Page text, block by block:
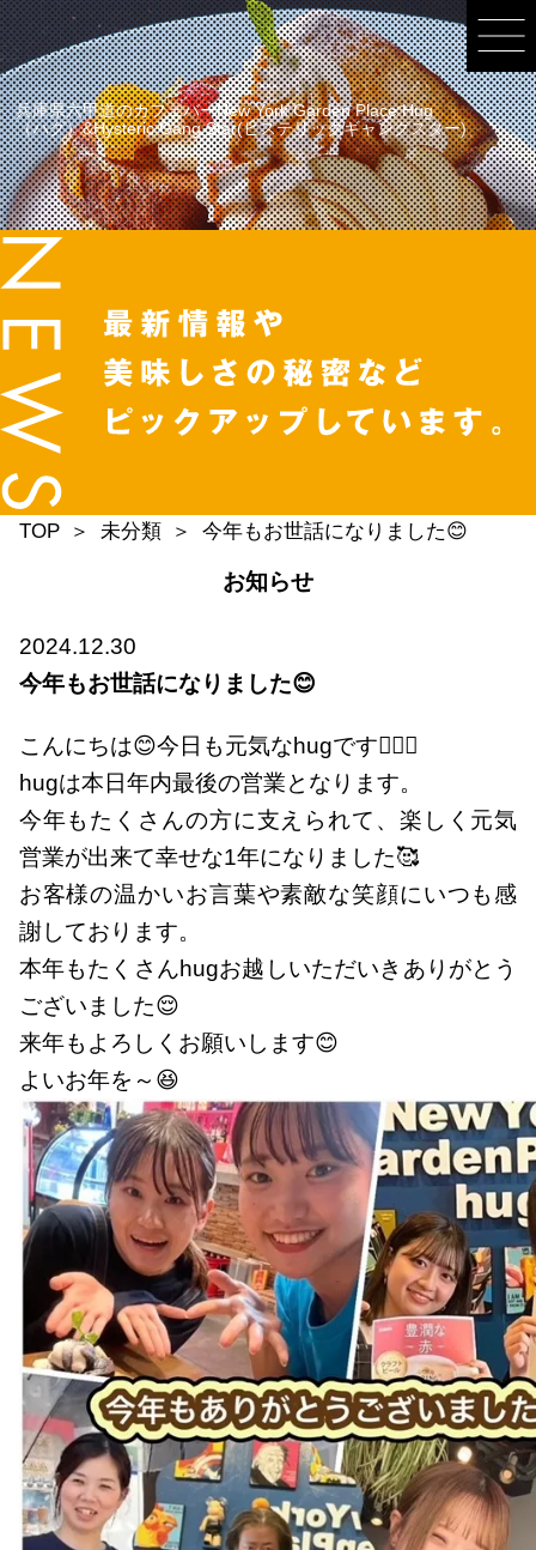
兵庫県六甲道のカフェバーNew York Garden Place Hug
（ハグ）&Hysteric Gang Star(ヒステリックギャングスター)
TOP 未分類 今年もお世話になりました😊
お知らせ
2024.12.30
今年もお世話になりました😊
こんにちは😊今日も元気なhugです🤸🏻‍♂️
hugは本日年内最後の営業となります。
今年もたくさんの方に支えられて、楽しく元気
営業が出来て幸せな1年になりました🥰
お客様の温かいお言葉や素敵な笑顔にいつも感
謝しております。
本年もたくさんhugお越しいただいきありがとう
ございました😌
来年もよろしくお願いします😊
よいお年を～😆